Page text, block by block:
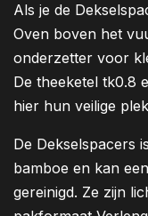
Als je de
Oven boven het
onderzetter voor
De theeketel tk0.8
hier hun veilige
De Dekselspacers
bamboe en kan
gereinigd. Ze zijn